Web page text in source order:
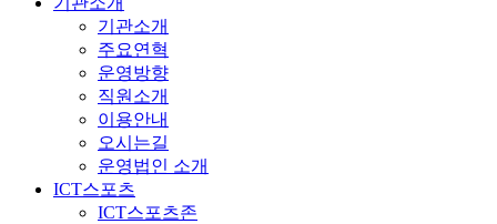
기관소개
주요연혁
운영방향
직원소개
이용안내
오시는길
운영법인 소개
ICT스포츠
ICT스포츠존